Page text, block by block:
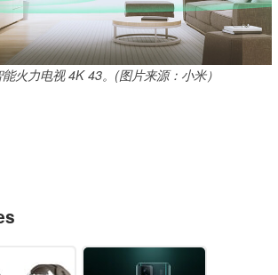
火力电视 4K 43。(图片来源：小米）